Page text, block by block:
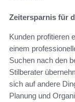
Zeitersparnis für
Kunden profitieren
einem
Suchen nach den
Stilberater
sich auf andere
Planung und